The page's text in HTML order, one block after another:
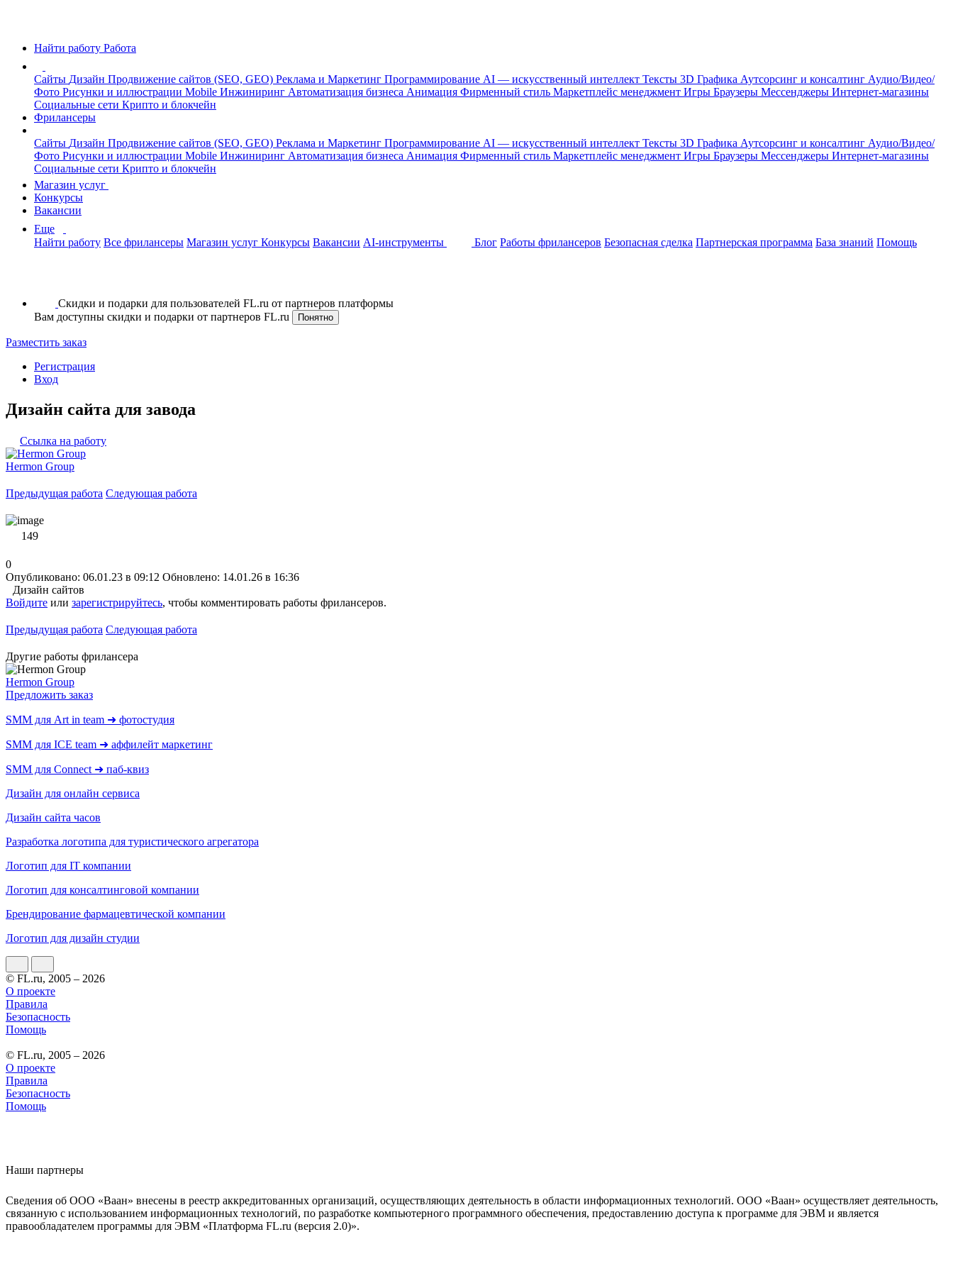
Найти работу Работа
Сайты Дизайн Продвижение сайтов (SEO, GEO) Реклама и Маркетинг Программирование AI — искусственный интеллект Тексты 3D Графика Аутсорсинг и консалтинг Аудио/Видео/
Фото Рисунки и иллюстрации Mobile Инжиниринг Автоматизация бизнеса Анимация Фирменный стиль Маркетплейс менеджмент Игры Браузеры Мессенджеры Интернет-магазины
Социальные сети Крипто и блокчейн
Фрилансеры
Сайты Дизайн Продвижение сайтов (SEO, GEO) Реклама и Маркетинг Программирование AI — искусственный интеллект Тексты 3D Графика Аутсорсинг и консалтинг Аудио/Видео/
Фото Рисунки и иллюстрации Mobile Инжиниринг Автоматизация бизнеса Анимация Фирменный стиль Маркетплейс менеджмент Игры Браузеры Мессенджеры Интернет-магазины
Социальные сети Крипто и блокчейн
Магазин услуг
Конкурсы
Вакансии
Еще
Найти работу Все фрилансеры Магазин услуг Конкурсы Вакансии AI-инструменты Блог Работы фрилансеров Безопасная сделка Партнерская программа База знаний Помощь
Скидки и подарки для пользователей FL.ru от партнеров платформы
Вам доступны скидки и подарки от партнеров FL.ru
Понятно
Разместить заказ
Регистрация
Вход
Дизайн сайта для завода
Ссылка на работу
Hermon Group
Предыдущая работа Следующая работа
149
0
Опубликовано: 06.01.23 в 09:12 Обновлено: 14.01.26 в 16:36
Дизайн сайтов
Войдите или зарегистрируйтесь, чтобы комментировать работы фрилансеров.
Предыдущая работа Следующая работа
Другие работы фрилансера
Hermon Group
Предложить заказ
SMM для Art in team ➜ фотостудия
SMM для ICE team ➜ аффилейт маркетинг
SMM для Connect ➜ паб-квиз
Дизайн для онлайн сервиса
Дизайн сайта часов
Разработка логотипа для туристического агрегатора
Логотип для IT компании
Логотип для консалтинговой компании
Брендирование фармацевтической компании
Логотип для дизайн студии
© FL.ru, 2005 – 2026
О проекте
Правила
Безопасность
Помощь
© FL.ru, 2005 – 2026
О проекте
Правила
Безопасность
Помощь
Наши партнеры
Сведения об ООО «Ваан» внесены в реестр аккредитованных организаций, осуществляющих деятельность в области информационных технологий. ООО «Ваан» осуществляет деятельность,
связанную с использованием информационных технологий, по разработке компьютерного программного обеспечения, предоставлению доступа к программе для ЭВМ и является
правообладателем программы для ЭВМ «Платформа FL.ru (версия 2.0)».